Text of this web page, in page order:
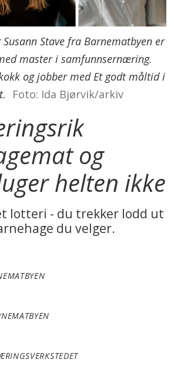
Stave fra Barnematbyen er
master i samfunnsernæring.
og jobber med Et godt måltid i
Foto: Ida Bjørvik/arkiv
og
helten ikke
lotteri - du trekker lodd ut
du velger.